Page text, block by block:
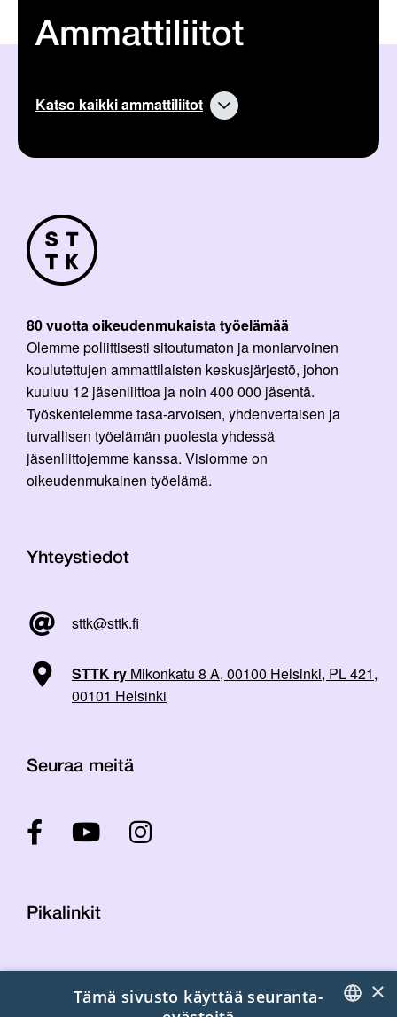
Ammattiliitot
Katso kaikki ammattiliitot
80 vuotta oikeudenmukaista työelämää
Olemme poliittisesti sitoutumaton ja moniarvoinen
koulutettujen ammattilaisten keskusjärjestö, johon
kuuluu 12 jäsenliittoa ja noin 400 000 jäsentä.
Työskentelemme tasa-arvoisen, yhdenvertaisen ja
turvallisen työelämän puolesta yhdessä
jäsenliittojemme kanssa. Visiomme on
oikeudenmukainen työelämä.
Yhteystiedot
sttk@sttk.fi
STTK ry Mikonkatu 8 A, 00100 Helsinki, PL 421,
00101 Helsinki
Seuraa meitä
Pikalinkit
Laskutustiedot
×
Tämä sivusto käyttää seuranta-